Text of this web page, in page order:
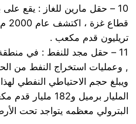
تريليون قدم مكعب .
11 – حقل مجد للنفط : في
ويبلغ حجم الاحتياطي النفطي
المليار برميل
البترولي معظمه يتواجد تحت الأرض